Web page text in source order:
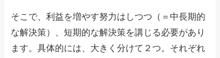
そこで、利益を増やす努力はしつつ（＝中長期的
な解決策）、短期的な解決策を講じる必要があり
ます。具体的には、大きく分けて２つ。それぞれ